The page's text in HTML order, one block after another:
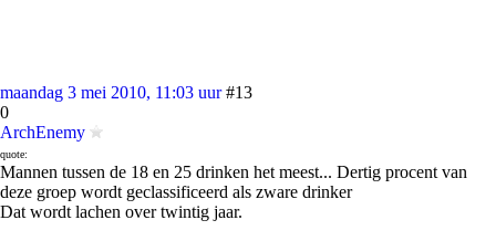
maandag 3 mei 2010, 11:03 uur #13
0
ArchEnemy
quote:
Mannen tussen de 18 en 25 drinken het meest... Dertig procent van
deze groep wordt geclassificeerd als zware drinker
Dat wordt lachen over twintig jaar.